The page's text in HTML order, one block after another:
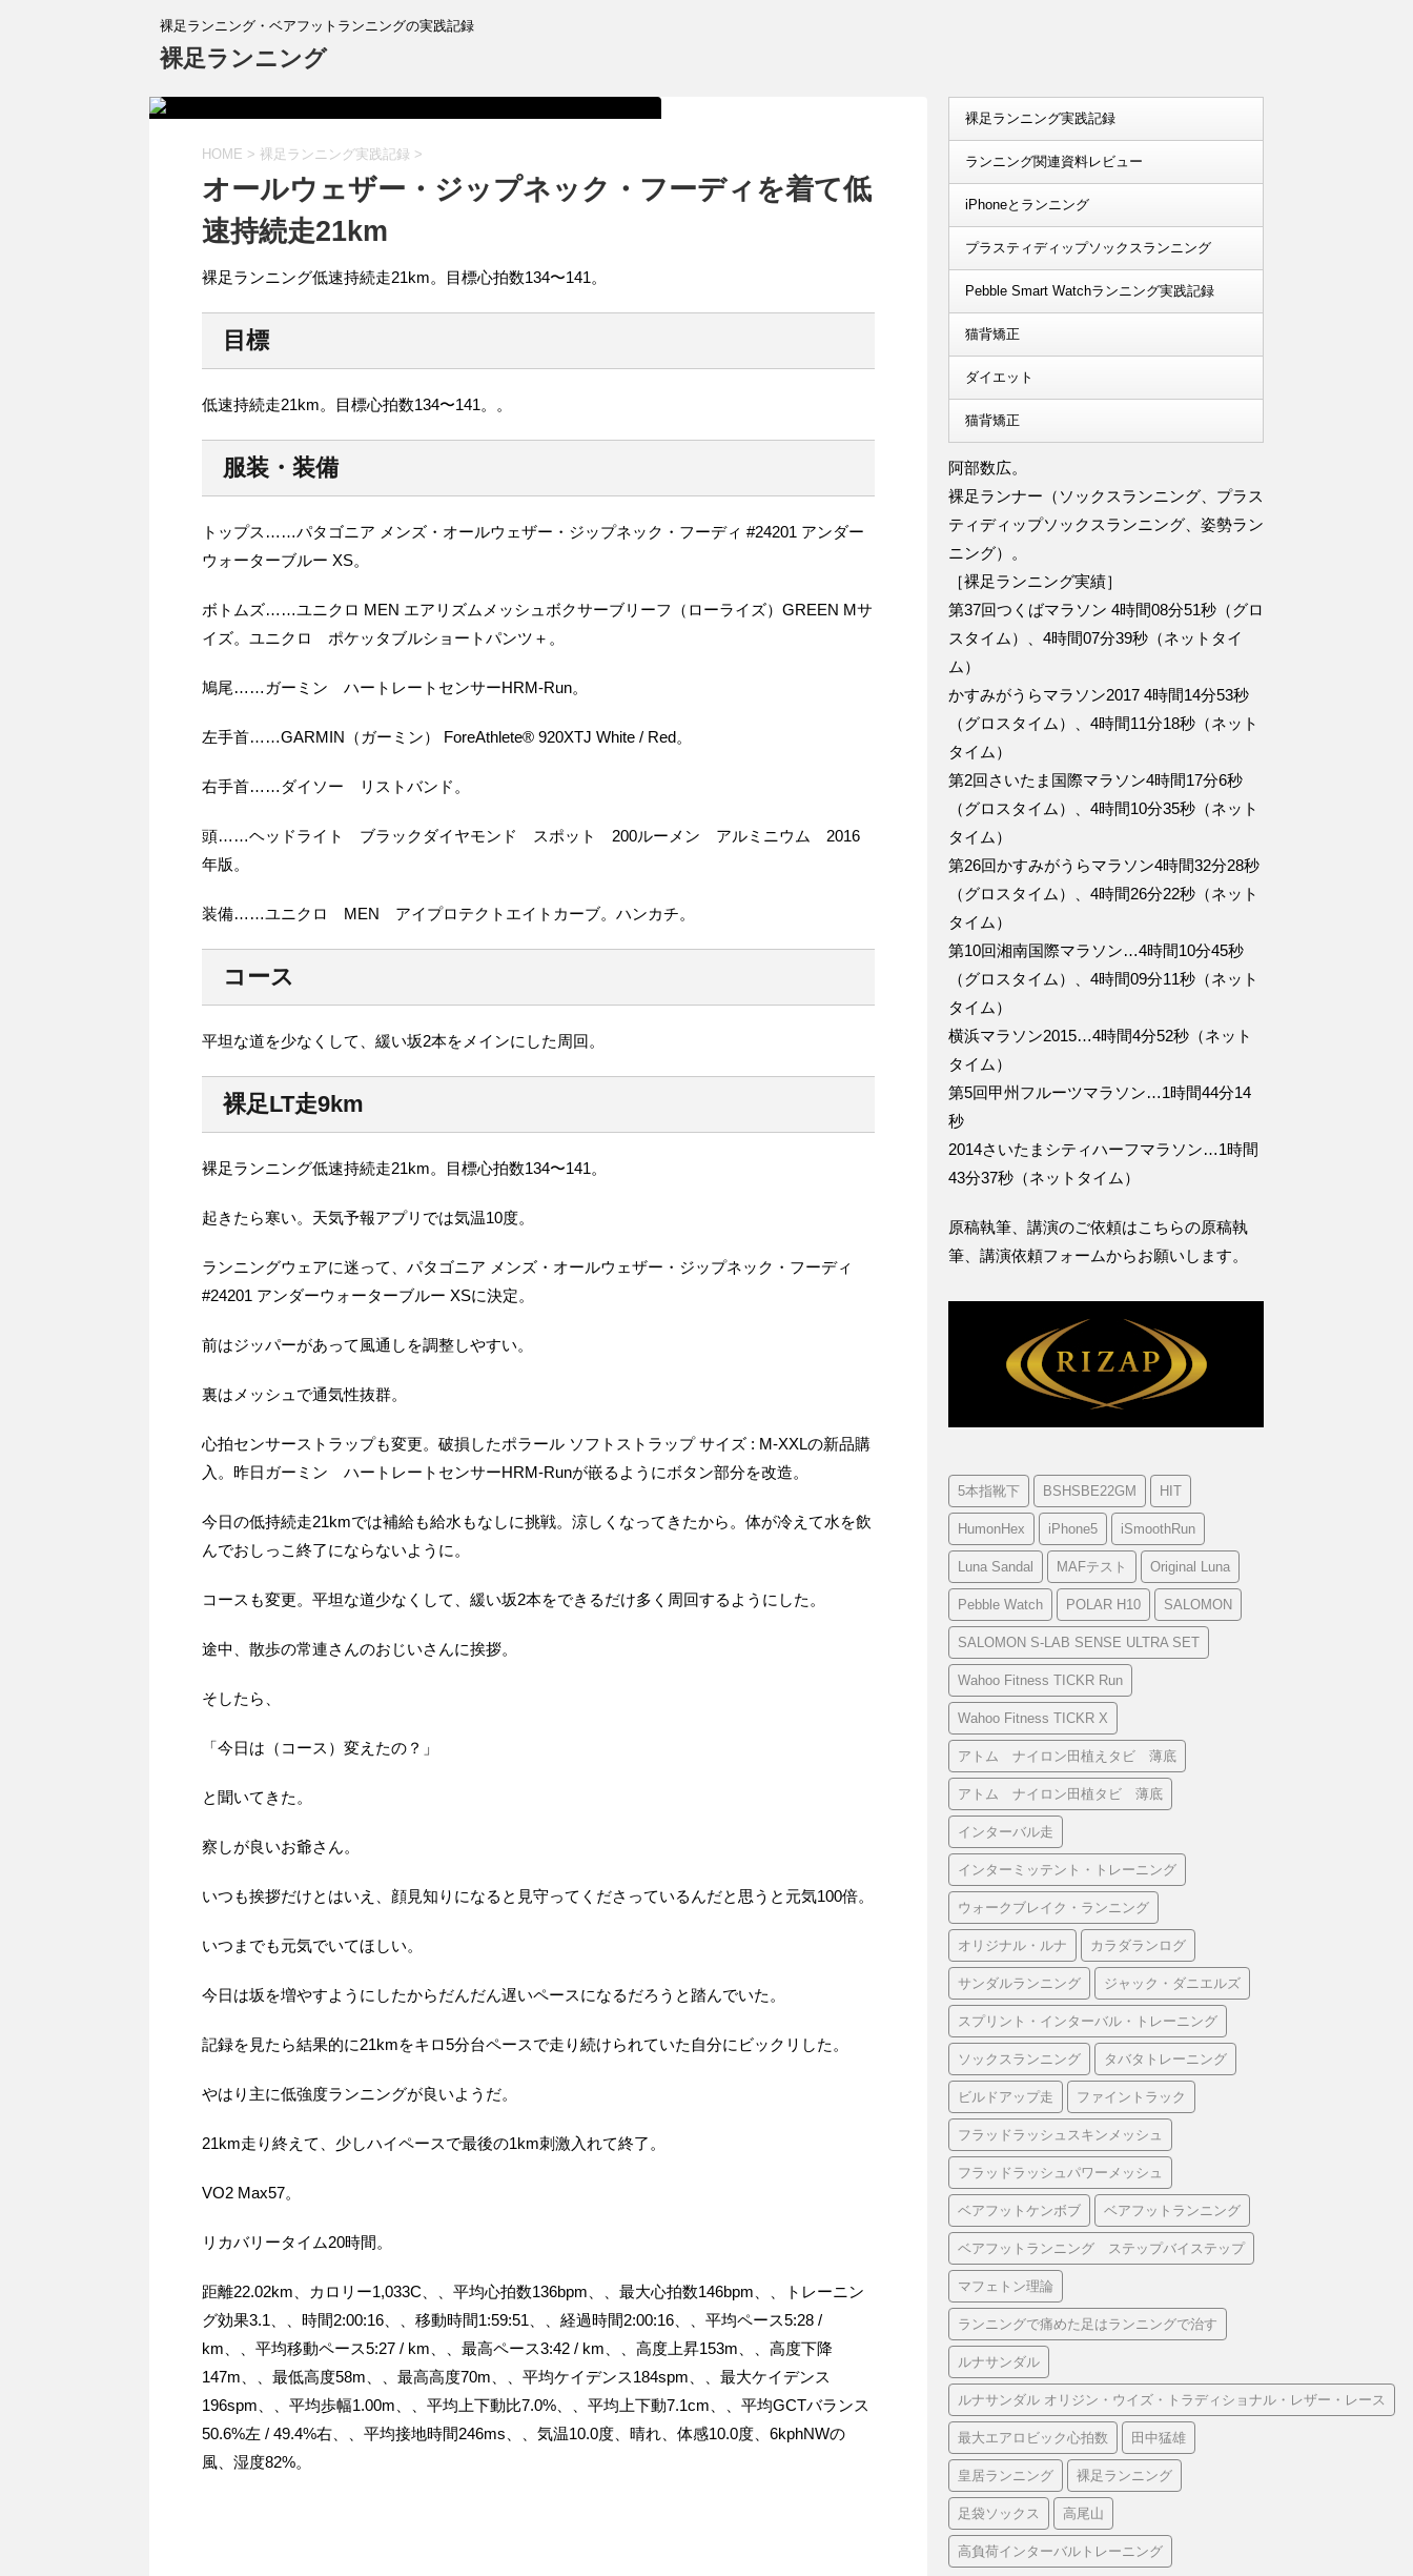
裸足ランニング・ベアフットランニングの実践記録
裸足ランニング
HOME > 裸足ランニング実践記録 >
オールウェザー・ジップネック・フーディを着て低
速持続走21km
裸足ランニング低速持続走21km。目標心拍数134〜141。
目標
低速持続走21km。目標心拍数134〜141。。
服装・装備
トップス……パタゴニア メンズ・オールウェザー・ジップネック・フーディ #24201 アンダー
ウォーターブルー XS。
ボトムズ……ユニクロ MEN エアリズムメッシュボクサーブリーフ（ローライズ）GREEN Mサ
イズ。ユニクロ ポケッタブルショートパンツ＋。
鳩尾……ガーミン ハートレートセンサーHRM-Run。
左手首……GARMIN（ガーミン） ForeAthlete® 920XTJ White / Red。
右手首……ダイソー リストバンド。
頭……ヘッドライト ブラックダイヤモンド スポット 200ルーメン アルミニウム 2016
年版。
装備……ユニクロ MEN アイプロテクトエイトカーブ。ハンカチ。
コース
平坦な道を少なくして、緩い坂2本をメインにした周回。
裸足LT走9km
裸足ランニング低速持続走21km。目標心拍数134〜141。
起きたら寒い。天気予報アプリでは気温10度。
ランニングウェアに迷って、パタゴニア メンズ・オールウェザー・ジップネック・フーディ
#24201 アンダーウォーターブルー XSに決定。
前はジッパーがあって風通しを調整しやすい。
裏はメッシュで通気性抜群。
心拍センサーストラップも変更。破損したポラール ソフトストラップ サイズ : M-XXLの新品購
入。昨日ガーミン ハートレートセンサーHRM-Runが嵌るようにボタン部分を改造。
今日の低持続走21kmでは補給も給水もなしに挑戦。涼しくなってきたから。体が冷えて水を飲
んでおしっこ終了にならないように。
コースも変更。平坦な道少なくして、緩い坂2本をできるだけ多く周回するようにした。
途中、散歩の常連さんのおじいさんに挨拶。
そしたら、
「今日は（コース）変えたの？」
と聞いてきた。
察しが良いお爺さん。
いつも挨拶だけとはいえ、顔見知りになると見守ってくださっているんだと思うと元気100倍。
いつまでも元気でいてほしい。
今日は坂を増やすようにしたからだんだん遅いペースになるだろうと踏んでいた。
記録を見たら結果的に21kmをキロ5分台ペースで走り続けられていた自分にビックリした。
やはり主に低強度ランニングが良いようだ。
21km走り終えて、少しハイペースで最後の1km刺激入れて終了。
VO2 Max57。
リカバリータイム20時間。
距離22.02km、カロリー1,033C、、平均心拍数136bpm、、最大心拍数146bpm、、トレーニン
グ効果3.1、、時間2:00:16、、移動時間1:59:51、、経過時間2:00:16、、平均ペース5:28 /
km、、平均移動ペース5:27 / km、、最高ペース3:42 / km、、高度上昇153m、、高度下降
147m、、最低高度58m、、最高高度70m、、平均ケイデンス184spm、、最大ケイデンス
196spm、、平均歩幅1.00m、、平均上下動比7.0%、、平均上下動7.1cm、、平均GCTバランス
50.6%左 / 49.4%右、、平均接地時間246ms、、気温10.0度、晴れ、体感10.0度、6kphNWの
風、湿度82%。
裸足ランニング実践記録
ランニング関連資料レビュー
iPhoneとランニング
プラスティディップソックスランニング
Pebble Smart Watchランニング実践記録
猫背矯正
ダイエット
猫背矯正
阿部数広。
裸足ランナー（ソックスランニング、プラス
ティディップソックスランニング、姿勢ラン
ニング）。
［裸足ランニング実績］
第37回つくばマラソン 4時間08分51秒（グロ
スタイム）、4時間07分39秒（ネットタイ
ム）
かすみがうらマラソン2017 4時間14分53秒
（グロスタイム）、4時間11分18秒（ネット
タイム）
第2回さいたま国際マラソン4時間17分6秒
（グロスタイム）、4時間10分35秒（ネット
タイム）
第26回かすみがうらマラソン4時間32分28秒
（グロスタイム）、4時間26分22秒（ネット
タイム）
第10回湘南国際マラソン…4時間10分45秒
（グロスタイム）、4時間09分11秒（ネット
タイム）
横浜マラソン2015…4時間4分52秒（ネット
タイム）
第5回甲州フルーツマラソン…1時間44分14
秒
2014さいたまシティハーフマラソン…1時間
43分37秒（ネットタイム）
原稿執筆、講演のご依頼はこちらの原稿執
筆、講演依頼フォームからお願いします。
5本指靴下 BSHSBE22GM HIT
HumonHex iPhone5 iSmoothRun
Luna Sandal MAFテスト Original Luna
Pebble Watch POLAR H10 SALOMON
SALOMON S-LAB SENSE ULTRA SET
Wahoo Fitness TICKR Run
Wahoo Fitness TICKR X
アトム ナイロン田植えタビ 薄底
アトム ナイロン田植タビ 薄底
インターバル走
インターミッテント・トレーニング
ウォークブレイク・ランニング
オリジナル・ルナ カラダランログ
サンダルランニング ジャック・ダニエルズ
スプリント・インターバル・トレーニング
ソックスランニング タバタトレーニング
ビルドアップ走 ファイントラック
フラッドラッシュスキンメッシュ
フラッドラッシュパワーメッシュ
ベアフットケンボブ ベアフットランニング
ベアフットランニング ステップバイステップ
マフェトン理論
ランニングで痛めた足はランニングで治す
ルナサンダル
ルナサンダル オリジン・ウイズ・トラディショナル・レザー・レース
最大エアロビック心拍数 田中猛雄
皇居ランニング 裸足ランニング
足袋ソックス 高尾山
高負荷インターバルトレーニング